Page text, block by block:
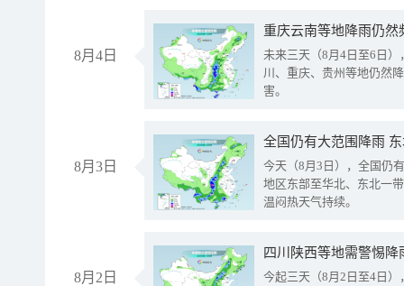
8月4日
重庆云南等地降雨仍然
未来三天（8月4日至6日
川、重庆、贵州等地仍然
害。
8月3日
全国仍有大范围降雨
今天（8月3日），全国仍
地区东部至华北、东北一
温闷热天气持续。
8月2日
今起三天（8月2日至4日